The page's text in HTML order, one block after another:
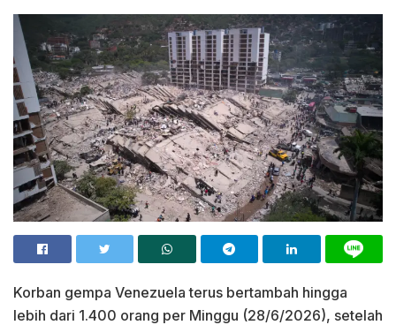
Korban gempa Venezuela terus bertambah hingga
lebih dari 1.400 orang per Minggu (28/6/2026), setelah